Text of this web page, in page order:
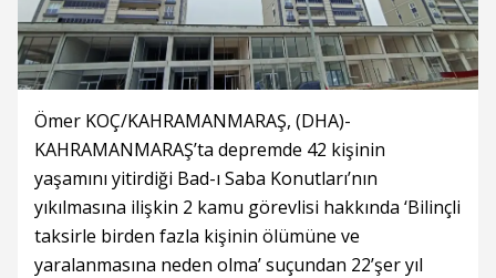
Ömer KOÇ/KAHRAMANMARAŞ, (DHA)-
KAHRAMANMARAŞ’ta depremde 42 kişinin
yaşamını yitirdiği Bad-ı Saba Konutları’nın
yıkılmasına ilişkin 2 kamu görevlisi hakkında ‘Bilinçli
taksirle birden fazla kişinin ölümüne ve
yaralanmasına neden olma’ suçundan 22’şer yıl